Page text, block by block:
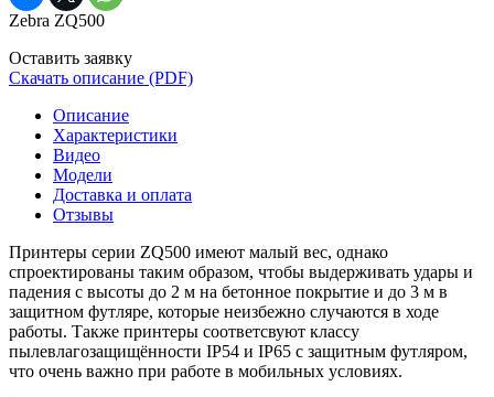
Zebra ZQ500
Оставить заявку
Скачать описание (PDF)
Описание
Характеристики
Видео
Модели
Доставка и оплата
Отзывы
Принтеры серии ZQ500 имеют малый вес, однако
спроектированы таким образом, чтобы выдерживать удары и
падения с высоты до 2 м на бетонное покрытие и до 3 м в
защитном футляре, которые неизбежно случаются в ходе
работы. Также принтеры соответсвуют классу
пылевлагозащищённости IP54 и IP65 с защитным футляром,
что очень важно при работе в мобильных условиях.